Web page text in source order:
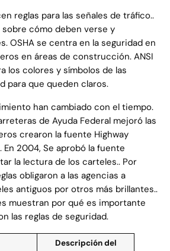
reglas para las señales de tráfico..
sobre cómo deben verse y
OSHA se centra en la seguridad en
en áreas de construcción. ANSI
los colores y símbolos de las
para que queden claros.
han cambiado con el tiempo.
de Ayuda Federal mejoró las
crearon la fuente Highway
2004, Se aprobó la fuente
la lectura de los carteles.. Por
obligaron a las agencias a
antiguos por otros más brillantes..
muestran por qué es importante
las reglas de seguridad.
Descripción del